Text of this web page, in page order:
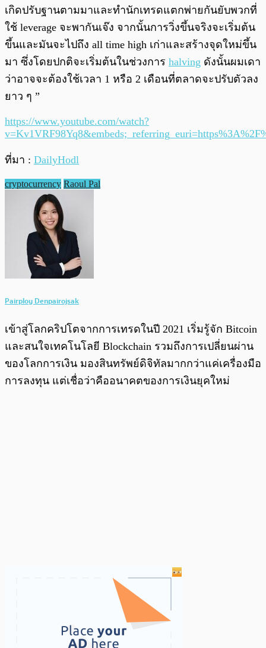
เกิดปรับฐานตามมาและทำนักเทรดแตกพ่ายกันยับพวกที่
ใช้ leverage จะพากันเจ๊ง จากนั้นการวิ่งขึ้นจริงจะเริ่มต้น
ขึ้นและมันจะไปถึง all time high เก่าและสร้างจุดใหม่ขึ้น
มา ซึ่งโดยปกติจะเริ่มต้นในช่วงการ halving ดังนั้นผมเดา
ว่าอาจจะต้องใช้เวลา 1 หรือ 2 เดือนที่ตลาดจะปรับตัวลง
ยาว ๆ ”
https://www.youtube.com/watch?
ที่มา : DailyHodl
cryptocurrency Raoul Pal
Pairploy Denpairojsak
เข้าสู่โลกคริปโตจากการเทรดในปี 2021 เริ่มรู้จัก Bitcoin
และสนใจเทคโนโลยี Blockchain รวมถึงการเปลี่ยนผ่าน
ของโลกการเงิน มองสินทรัพย์ดิจิทัลมากกว่าแค่เครื่องมือ
การลงทุน แต่เชื่อว่าคืออนาคตของการเงินยุคใหม่